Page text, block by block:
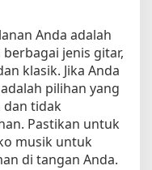
Anda adalah
jenis gitar,
klasik. Jika Anda
pilihan yang
dan tidak
Pastikan untuk
musik untuk
di tangan Anda.